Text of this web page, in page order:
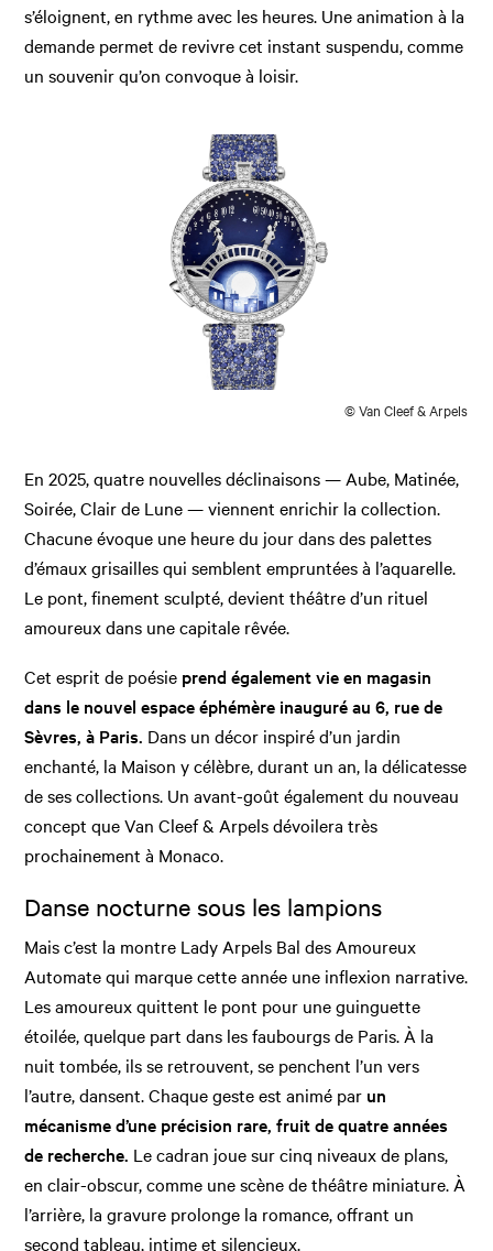
s’éloignent, en rythme avec les heures. Une animation à la
demande permet de revivre cet instant suspendu, comme
un souvenir qu’on convoque à loisir.
© Van Cleef & Arpels
En 2025, quatre nouvelles déclinaisons — Aube, Matinée,
Soirée, Clair de Lune — viennent enrichir la collection.
Chacune évoque une heure du jour dans des palettes
d’émaux grisailles qui semblent empruntées à l’aquarelle.
Le pont, finement sculpté, devient théâtre d’un rituel
amoureux dans une capitale rêvée.
Cet esprit de poésie prend également vie en magasin
dans le nouvel espace éphémère inauguré au 6, rue de
Sèvres, à Paris. Dans un décor inspiré d’un jardin
enchanté, la Maison y célèbre, durant un an, la délicatesse
de ses collections. Un avant-goût également du nouveau
concept que Van Cleef & Arpels dévoilera très
prochainement à Monaco.
Danse nocturne sous les lampions
Mais c’est la montre Lady Arpels Bal des Amoureux
Automate qui marque cette année une inflexion narrative.
Les amoureux quittent le pont pour une guinguette
étoilée, quelque part dans les faubourgs de Paris. À la
nuit tombée, ils se retrouvent, se penchent l’un vers
l’autre, dansent. Chaque geste est animé par un
mécanisme d’une précision rare, fruit de quatre années
de recherche. Le cadran joue sur cinq niveaux de plans,
en clair-obscur, comme une scène de théâtre miniature. À
l’arrière, la gravure prolonge la romance, offrant un
second tableau, intime et silencieux.